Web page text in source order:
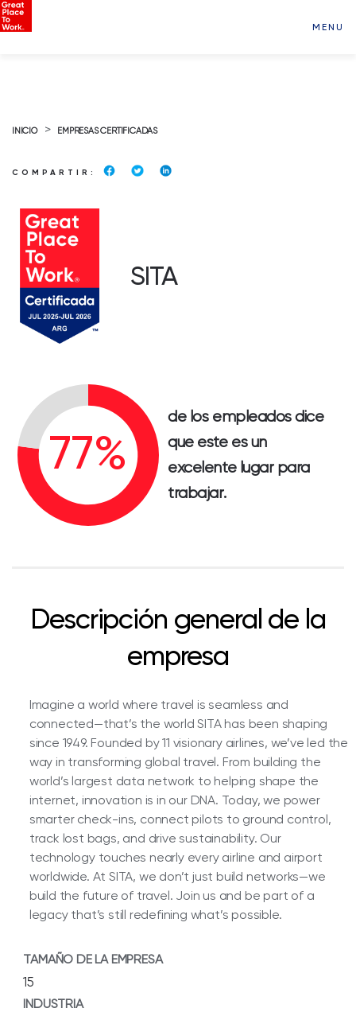
MENU
INICIO > EMPRESAS CERTIFICADAS
COMPARTIR:
SITA
de los empleados dice
que este es un
excelente lugar para
trabajar.
Descripción general de la
empresa
Imagine a world where travel is seamless and
connected—that’s the world SITA has been shaping
since 1949. Founded by 11 visionary airlines, we’ve led the
way in transforming global travel. From building the
world’s largest data network to helping shape the
internet, innovation is in our DNA. Today, we power
smarter check-ins, connect pilots to ground control,
track lost bags, and drive sustainability. Our
technology touches nearly every airline and airport
worldwide. At SITA, we don’t just build networks—we
build the future of travel. Join us and be part of a
legacy that’s still redefining what’s possible.
TAMAÑO DE LA EMPRESA
15
INDUSTRIA